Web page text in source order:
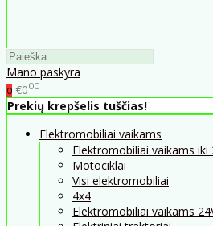
Mano paskyra
0 €000
Prekių krepšelis tuščias!
Elektromobiliai vaikams
Elektromobiliai vaikams iki
Motociklai
Visi elektromobiliai
4x4
Elektromobiliai vaikams